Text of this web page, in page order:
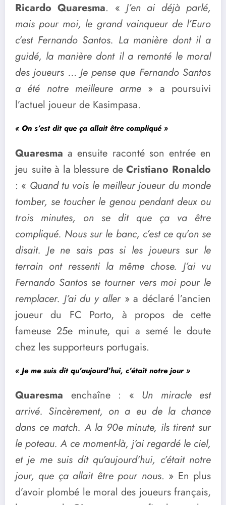
Ricardo Quaresma. «J’en ai déjà parlé,
mais pour moi, le grand vainqueur de l’Euro
c’est Fernando Santos. La manière dont il a
guidé, la manière dont il a remonté le moral
des joueurs … Je pense que Fernando Santos
a été notre meilleure arme » a poursuivi
l’actuel joueur de Kasimpasa.
« On s’est dit que ça allait être compliqué »
Quaresmaa ensuite raconté son entrée en
jeu suite à la blessure deCristiano Ronaldo
: « Quand tu vois le meilleur joueur du monde
tomber, se toucher le genou pendant deux ou
trois minutes, on se dit que ça va être
compliqué. Nous sur le banc, c’est ce qu’on se
disait. Je ne sais pas si les joueurs sur le
terrain ont ressenti la même chose. J’ai vu
Fernando Santos se tourner vers moi pour le
remplacer. J’ai du y aller» a déclaré l’ancien
joueur du FC Porto, à propos de cette
fameuse 25e minute, qui a semé le doute
chez les supporteurs portugais.
« Je me suis dit qu’aujourd’hui, c’était notre jour »
Quaresma enchaîne : « Un miracle est
arrivé. Sincèrement, on a eu de la chance
dans ce match. A la 90e minute, ils tirent sur
le poteau. A ce moment-là, j’ai regardé le ciel,
et je me suis dit qu’aujourd’hui, c’était notre
jour, que ça allait être pour nous. » En plus
d’avoir plombé le moral des joueurs français,